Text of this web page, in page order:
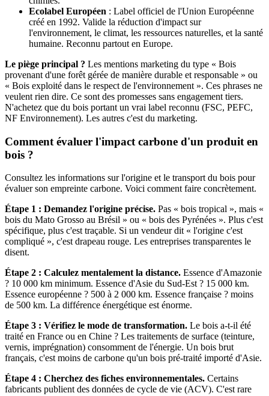
Ecolabel Européen : Label officiel de l'Union Européenne
créé en 1992. Valide la réduction d'impact sur
l'environnement, le climat, les ressources naturelles, et la santé
humaine. Reconnu partout en Europe.
Le piège principal ? Les mentions marketing du type « Bois
provenant d'une forêt gérée de manière durable et responsable » ou
« Bois exploité dans le respect de l'environnement ». Ces phrases ne
veulent rien dire. Ce sont des promesses sans engagement tiers.
N'achetez que du bois portant un vrai label reconnu (FSC, PEFC,
NF Environnement). Les autres c'est du marketing.
Comment évaluer l'impact carbone d'un produit en
bois ?
Consultez les informations sur l'origine et le transport du bois pour
évaluer son empreinte carbone. Voici comment faire concrètement.
Étape 1 : Demandez l'origine précise. Pas « bois tropical », mais «
bois du Mato Grosso au Brésil » ou « bois des Pyrénées ». Plus c'est
spécifique, plus c'est traçable. Si un vendeur dit « l'origine c'est
compliqué », c'est drapeau rouge. Les entreprises transparentes le
disent.
Étape 2 : Calculez mentalement la distance. Essence d'Amazonie
? 10 000 km minimum. Essence d'Asie du Sud-Est ? 15 000 km.
Essence européenne ? 500 à 2 000 km. Essence française ? moins
de 500 km. La différence énergétique est énorme.
Étape 3 : Vérifiez le mode de transformation. Le bois a-t-il été
traité en France ou en Chine ? Les traitements de surface (teinture,
vernis, imprégnation) consomment de l'énergie. Un bois brut
français, c'est moins de carbone qu'un bois pré-traité importé d'Asie.
Étape 4 : Cherchez des fiches environnementales. Certains
fabricants publient des données de cycle de vie (ACV). C'est rare